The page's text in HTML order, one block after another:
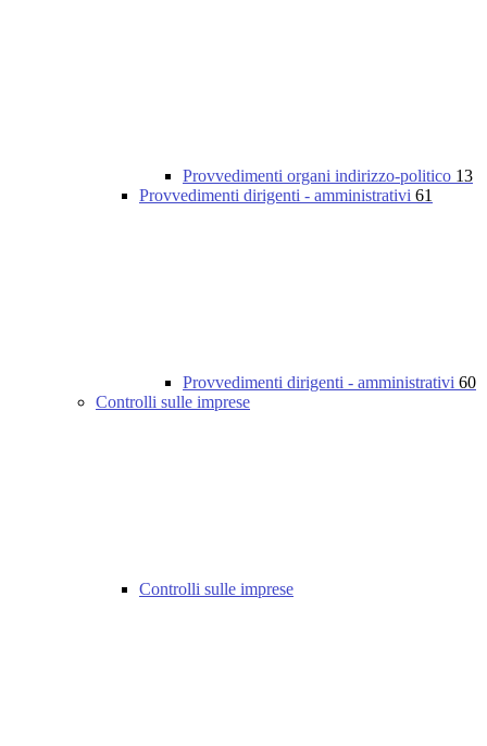
Provvedimenti organi indirizzo-politico 13
Provvedimenti dirigenti - amministrativi 61
Provvedimenti dirigenti - amministrativi 60
Controlli sulle imprese
Controlli sulle imprese